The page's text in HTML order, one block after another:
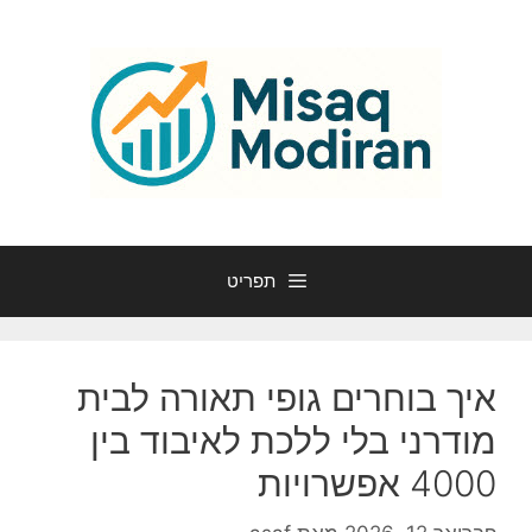
תפריט
איך בוחרים גופי תאורה לבית
מודרני בלי ללכת לאיבוד בין
4000 אפשרויות